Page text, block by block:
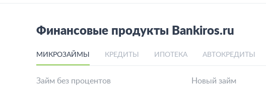
Финансовые продукты Bankiros.ru
МИКРОЗАЙМЫ КРЕДИТЫ ИПОТЕКА АВТОКРЕДИТЫ
Займ без процентов Новый займ